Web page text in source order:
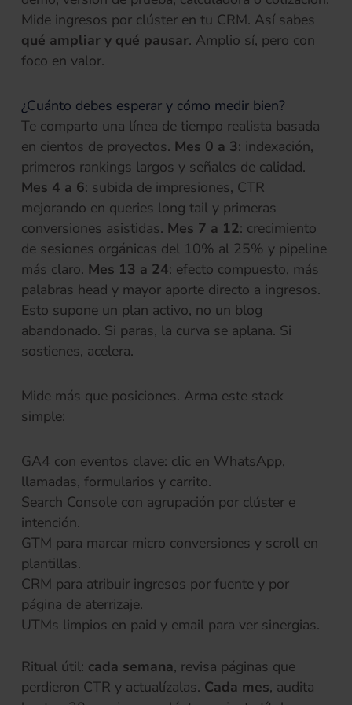
Mide ingresos por clúster en tu CRM. Así sabes
qué ampliar y qué pausar. Amplio sí, pero con
foco en valor.
¿Cuánto debes esperar y cómo medir bien?
Te comparto una línea de tiempo realista basada
en cientos de proyectos. Mes 0 a 3: indexación,
primeros rankings largos y señales de calidad.
Mes 4 a 6: subida de impresiones, CTR
mejorando en queries long tail y primeras
conversiones asistidas. Mes 7 a 12: crecimiento
de sesiones orgánicas del 10% al 25% y pipeline
más claro. Mes 13 a 24: efecto compuesto, más
palabras head y mayor aporte directo a ingresos.
Esto supone un plan activo, no un blog
abandonado. Si paras, la curva se aplana. Si
sostienes, acelera.
Mide más que posiciones. Arma este stack
simple:
GA4 con eventos clave: clic en WhatsApp,
llamadas, formularios y carrito.
Search Console con agrupación por clúster e
intención.
GTM para marcar micro conversiones y scroll en
plantillas.
CRM para atribuir ingresos por fuente y por
página de aterrizaje.
UTMs limpios en paid y email para ver sinergias.
Ritual útil: cada semana, revisa páginas que
perdieron CTR y actualízalas. Cada mes, audita